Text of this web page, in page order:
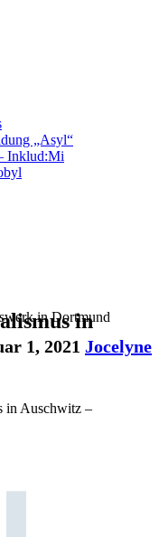
„Asyl“
Inklud:Mi
in Dortmund
in
1, 2021 Jocelyne